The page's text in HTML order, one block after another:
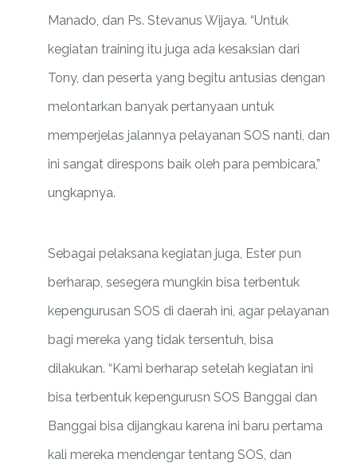
Manado, dan Ps. Stevanus Wijaya. “Untuk
kegiatan training itu juga ada kesaksian dari
Tony, dan peserta yang begitu antusias dengan
melontarkan banyak pertanyaan untuk
memperjelas jalannya pelayanan SOS nanti, dan
ini sangat direspons baik oleh para pembicara,”
ungkapnya.
Sebagai pelaksana kegiatan juga, Ester pun
berharap, sesegera mungkin bisa terbentuk
kepengurusan SOS di daerah ini, agar pelayanan
bagi mereka yang tidak tersentuh, bisa
dilakukan. “Kami berharap setelah kegiatan ini
bisa terbentuk kepengurusn SOS Banggai dan
Banggai bisa dijangkau karena ini baru pertama
kali mereka mendengar tentang SOS, dan